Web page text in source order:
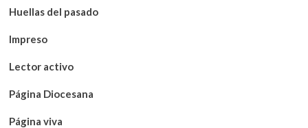
Huellas del pasado
Impreso
Lector activo
Página Diocesana
Página viva